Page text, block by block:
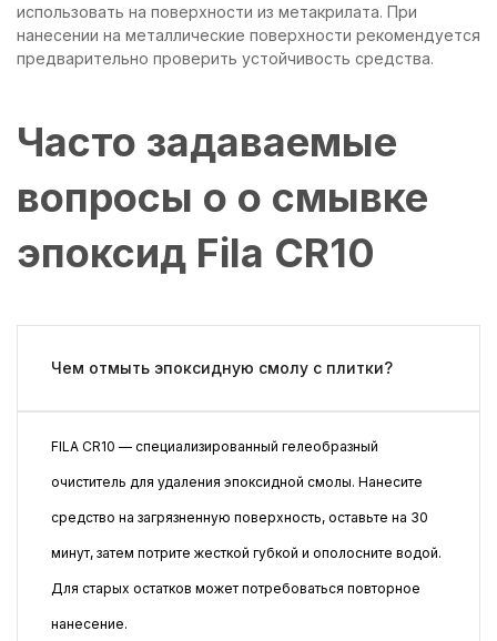
использовать на поверхности из метакрилата. При
нанесении на металлические поверхности рекомендуется
предварительно проверить устойчивость средства.
Часто задаваемые
вопросы о о смывке
эпоксид Fila CR10
Чем отмыть эпоксидную смолу с плитки?
FILA CR10 — специализированный гелеобразный
очиститель для удаления эпоксидной смолы. Нанесите
средство на загрязненную поверхность, оставьте на 30
минут, затем потрите жесткой губкой и ополосните водой.
Для старых остатков может потребоваться повторное
нанесение.